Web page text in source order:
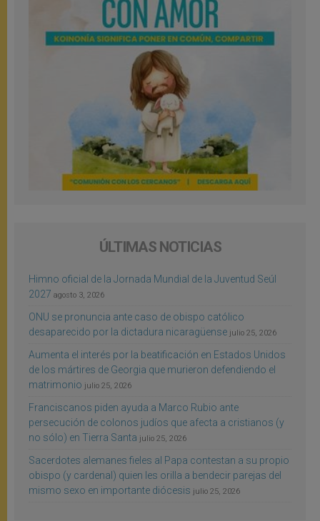
ÚLTIMAS NOTICIAS
Himno oficial de la Jornada Mundial de la Juventud Seúl
2027 agosto 3, 2026
ONU se pronuncia ante caso de obispo católico
desaparecido por la dictadura nicaragüense julio 25, 2026
Aumenta el interés por la beatificación en Estados Unidos
de los mártires de Georgia que murieron defendiendo el
matrimonio julio 25, 2026
Franciscanos piden ayuda a Marco Rubio ante
persecución de colonos judíos que afecta a cristianos (y
no sólo) en Tierra Santa julio 25, 2026
Sacerdotes alemanes fieles al Papa contestan a su propio
obispo (y cardenal) quien les orilla a bendecir parejas del
mismo sexo en importante diócesis julio 25, 2026